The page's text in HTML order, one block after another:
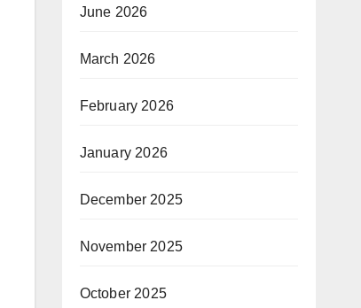
June 2026
March 2026
February 2026
January 2026
December 2025
November 2025
October 2025